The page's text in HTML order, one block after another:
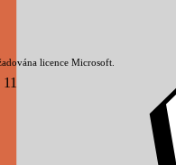
licence Microsoft.